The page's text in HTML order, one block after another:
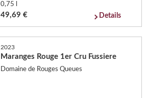
0,75 l
49,69 € Details
2023
Maranges Rouge 1er Cru Fussiere
Domaine de Rouges Queues